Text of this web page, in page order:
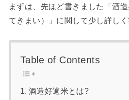
まずは、先ほど書きました「酒
てきまい）」に関して少し詳しく
Table of Contents
酒造好適米とは?